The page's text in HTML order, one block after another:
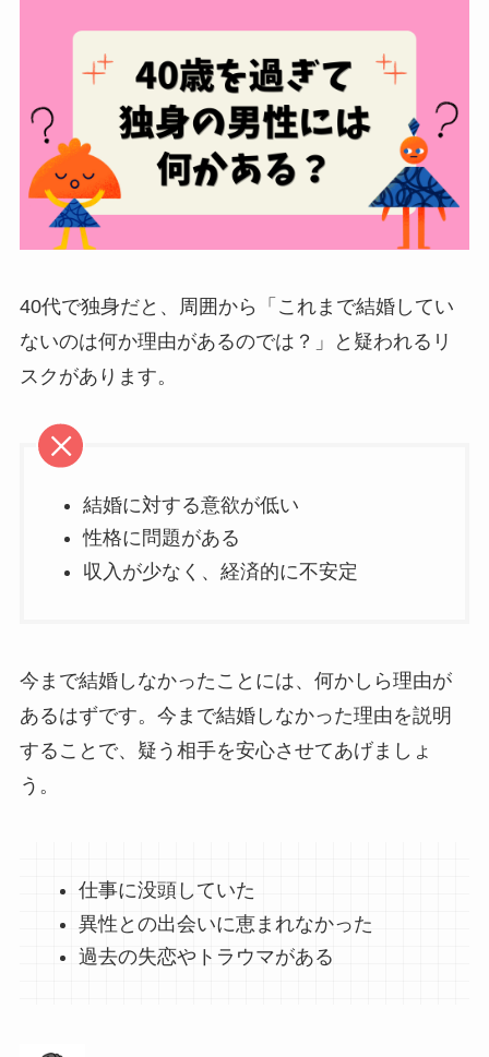
40代で独身だと、周囲から「これまで結婚してい
ないのは何か理由があるのでは？」と疑われるリ
スクがあります。
結婚に対する意欲が低い
性格に問題がある
収入が少なく、経済的に不安定
今まで結婚しなかったことには、何かしら理由が
あるはずです。今まで結婚しなかった理由を説明
することで、疑う相手を安心させてあげましょ
う。
仕事に没頭していた
異性との出会いに恵まれなかった
過去の失恋やトラウマがある